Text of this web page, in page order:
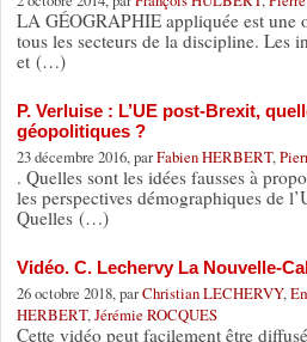
LA GÉOGRAPHIE appliquée est une
tous les secteurs de la discipline. Les
et (…)
P. Verluise : L’UE post-Brexit,
géopolitiques ?
23 décembre 2016, parFabien HERBERT,
. Quelles sont les idées fausses à
les perspectives démographiques de
Quelles (…)
Vidéo. C. Lechervy La Nouvelle-
26 octobre 2018, parChristian LECHERVY,
HERBERT, Jérémie ROCQUES
Cette vidéo peut facilement être